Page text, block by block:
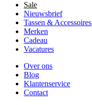
Sale
Nieuwsbrief
Tassen & Accessoires
Merken
Cadeau
Vacatures
Over ons
Blog
Klantenservice
Contact